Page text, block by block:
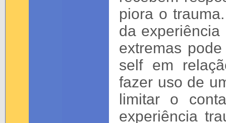
piora o
da
extremas
self em
fazer uso de
limitar o
experiência